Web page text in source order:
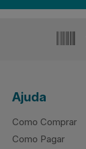
Ajuda
Como Comprar
Como Pagar